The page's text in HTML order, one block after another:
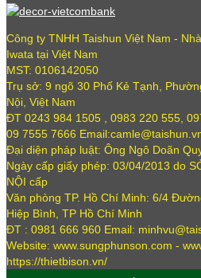
Công ty TNHH Taishun Việt Nam -
Iwata tại Việt Nam
MST: 0106142050
Trụ sở: 9 ngõ 30 Phố Kẻ Tạnh,
Nội, Việt Nam
ĐT 0243 984 1505 , 0983 220 555,
09 7555 7666
Đại diện pháp luật: Ông Ngô Doãn
Ngày cấp giấy phép: 03/04/2013 do
NỘI cấp
Văn phòng TP. Hồ Chí Minh: 6/4
Hiệp Bình, TP Hồ Chí Minh
ĐT : 0981 666 960 Email:
Website: www.sungphunson.com -
https://thietbison.vn/